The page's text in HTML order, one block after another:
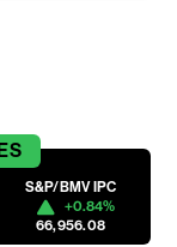
S&P/BMV IPC
+0.84%
66,956.08